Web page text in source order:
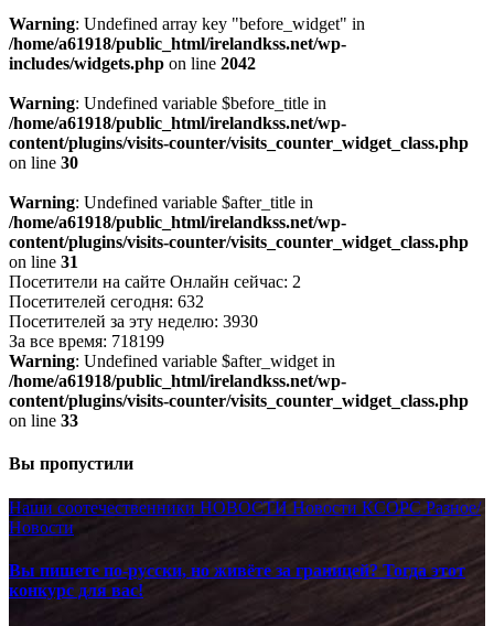
Warning: Undefined array key "before_widget" in
/home/a61918/public_html/irelandkss.net/wp-
includes/widgets.php on line 2042
Warning: Undefined variable $before_title in
/home/a61918/public_html/irelandkss.net/wp-
content/plugins/visits-counter/visits_counter_widget_class.php
on line 30
Warning: Undefined variable $after_title in
/home/a61918/public_html/irelandkss.net/wp-
content/plugins/visits-counter/visits_counter_widget_class.php
on line 31
Посетители на сайте Онлайн сейчас: 2
Посетителей сегодня: 632
Посетителей за эту неделю: 3930
За все время: 718199
Warning: Undefined variable $after_widget in
/home/a61918/public_html/irelandkss.net/wp-
content/plugins/visits-counter/visits_counter_widget_class.php
on line 33
Вы пропустили
Наши соотечественники НОВОСТИ Новости КСОРС Разное/
Новости
Вы пишете по-русски, но живёте за границей? Тогда этот
конкурс для вас!